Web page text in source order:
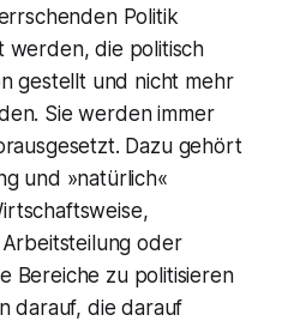
Politik
werden, die politisch
gestellt und nicht mehr
Sie werden immer
Dazu gehört
und »natürlich«
oder
Bereiche zu politisieren
darauf, die darauf